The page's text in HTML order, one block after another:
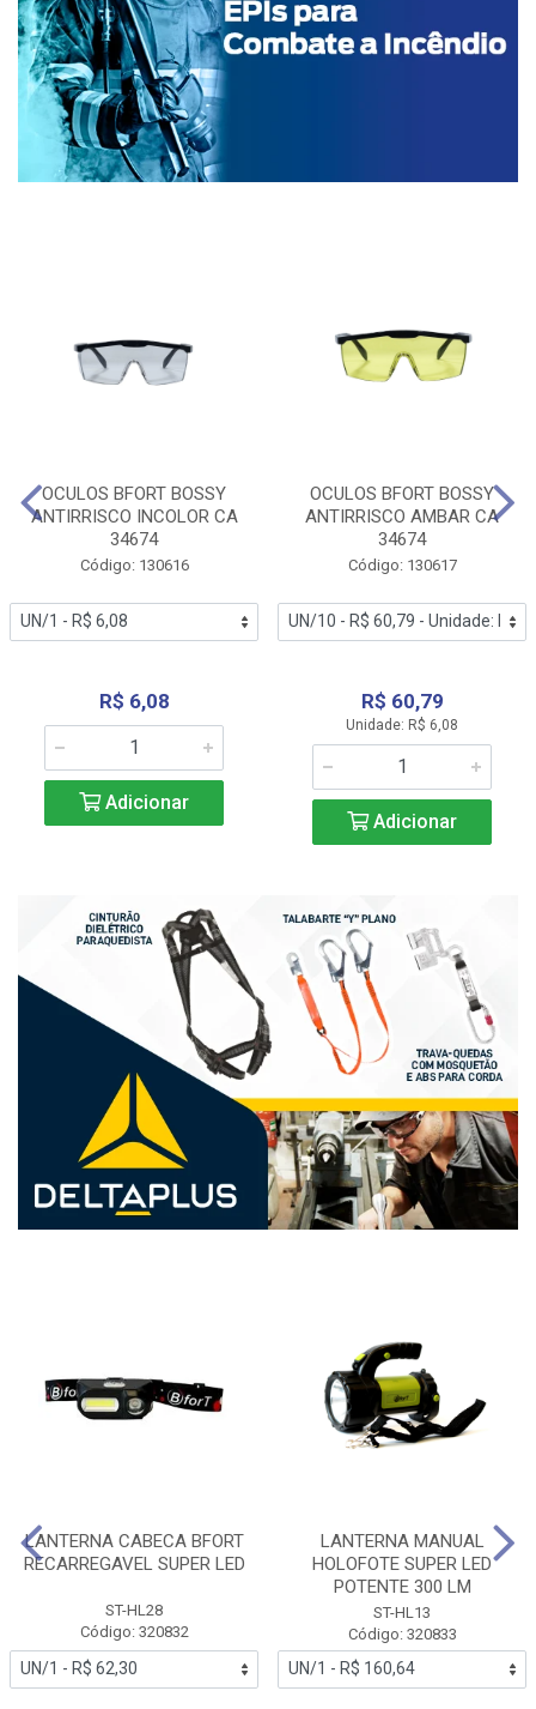
OCULOS BFORT BOSSY
ANTIRRISCO INCOLOR CA
34674
Código: 130616
R$ 6,08
Adicionar
OCULOS BFORT BOSSY
ANTIRRISCO AMBAR CA
34674
Código: 130617
R$ 60,79
Unidade: R$ 6,08
Adicionar
LANTERNA CABECA BFORT
RECARREGAVEL SUPER LED
ST-HL28
Código: 320832
LANTERNA MANUAL
HOLOFOTE SUPER LED
POTENTE 300 LM
ST-HL13
Código: 320833